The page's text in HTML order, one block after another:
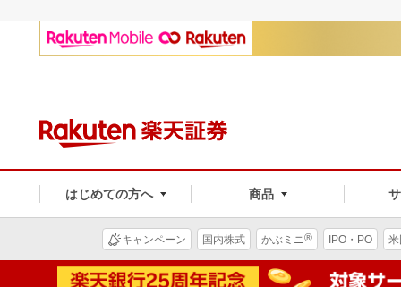
はじめての方へ 商品
キャンペーン 国内株式 かぶミニ® IPO・PO